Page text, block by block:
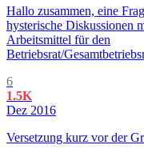
Hallo zusammen, eine
hysterische Diskussionen
Arbeitsmittel für den
Betriebsrat/
6
1.5K
Dez 2016
Versetzung kurz vor der